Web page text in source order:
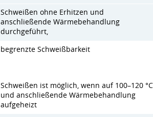
Schweißen ohne Erhitzen und
anschließende Wärmebehandlung
durchgeführt,
begrenzte Schweißbarkeit
Schweißen ist möglich, wenn auf 100–120 °C
und anschließende Wärmebehandlung
aufgeheizt